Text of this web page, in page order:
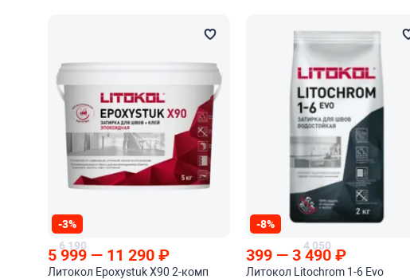
-3%
6 190
5 999 — 11 290₽
Литокол Epoxystuk X90 2-комп
-8%
399 — 4 050
3 490₽
Литокол Litochrom 1-6 Evo